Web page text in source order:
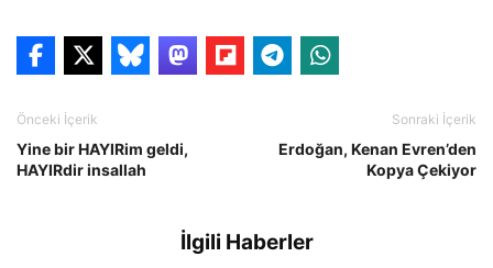
Önceki İçerik
Yine bir HAYIRim geldi,
HAYIRdir insallah
Sonraki İçerik
Erdoğan, Kenan Evren’den
Kopya Çekiyor
İlgili Haberler